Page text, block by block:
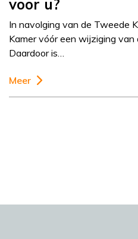
voor u?
In navolging van de Tweede
Kamer vóór een wijziging
Daardoor is…
Meer